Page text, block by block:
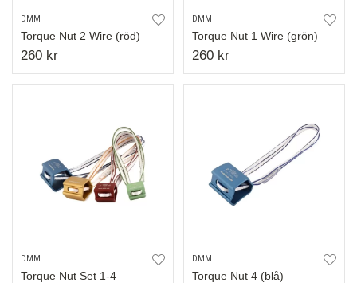
DMM
Torque Nut 2 Wire (röd)
260 kr
DMM
Torque Nut 1 Wire (grön)
260 kr
DMM
Torque Nut Set 1-4
DMM
Torque Nut 4 (blå)